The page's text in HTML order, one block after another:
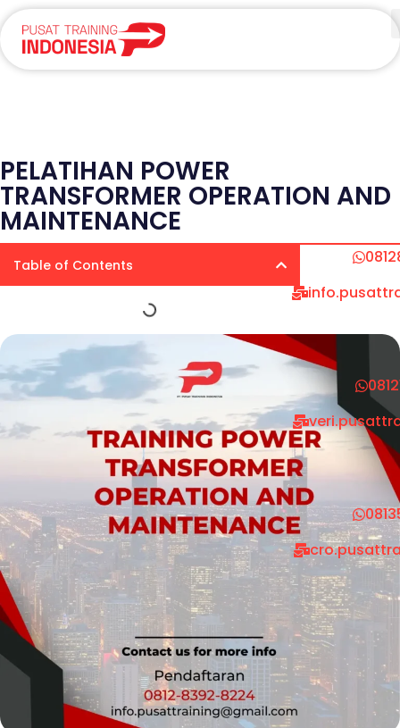
PELATIHAN POWER
TRANSFORMER OPERATION AND
MAINTENANCE
Table of Contents